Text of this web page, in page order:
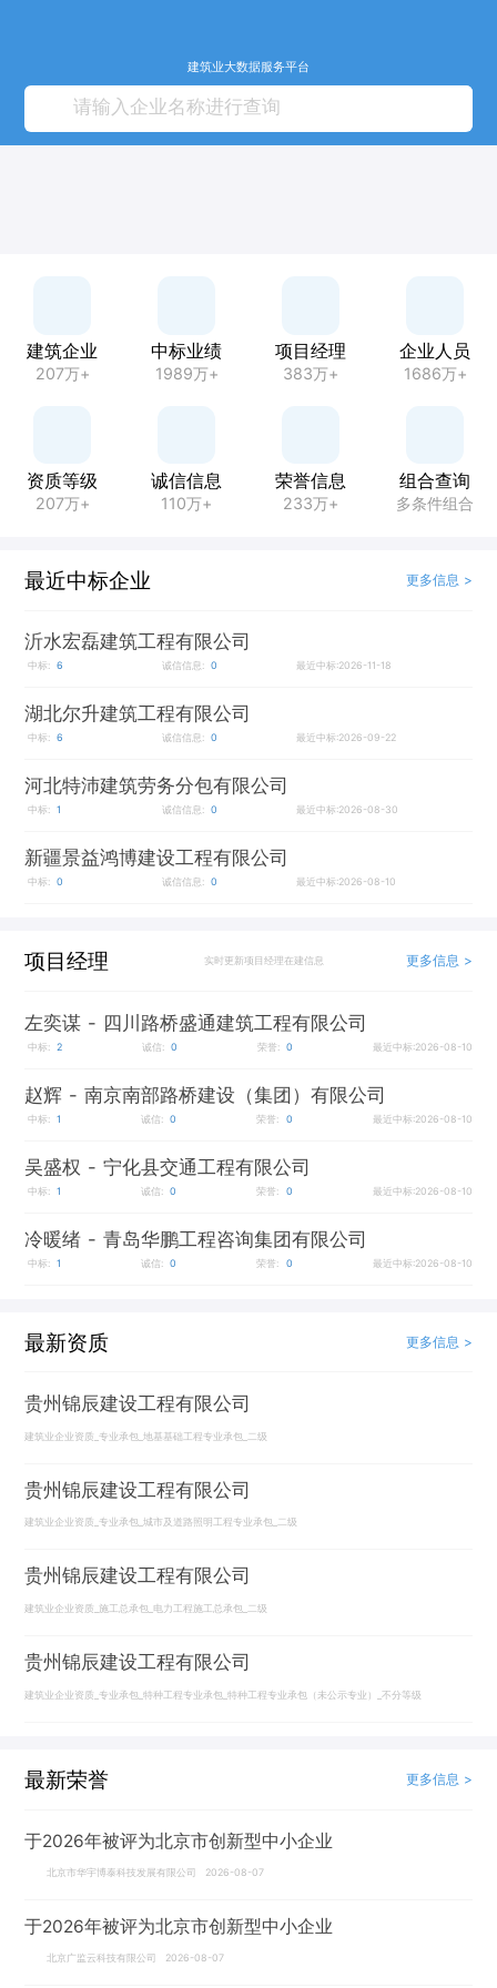
建筑业大数据服务平台
建筑企业
207万+
中标业绩
1989万+
项目经理
383万+
企业人员
1686万+
资质等级
207万+
诚信信息
110万+
荣誉信息
233万+
组合查询
多条件组合
最近中标企业 更多信息 >
沂水宏磊建筑工程有限公司
中标: 6 诚信信息: 0 最近中标:2026-11-18
湖北尔升建筑工程有限公司
中标: 6 诚信信息: 0 最近中标:2026-09-22
河北特沛建筑劳务分包有限公司
中标: 1 诚信信息: 0 最近中标:2026-08-30
新疆景益鸿博建设工程有限公司
中标: 0 诚信信息: 0 最近中标:2026-08-10
项目经理 实时更新项目经理在建信息 更多信息 >
左奕谋 - 四川路桥盛通建筑工程有限公司
中标: 2 诚信: 0 荣誉: 0 最近中标:2026-08-10
赵辉 - 南京南部路桥建设（集团）有限公司
中标: 1 诚信: 0 荣誉: 0 最近中标:2026-08-10
吴盛权 - 宁化县交通工程有限公司
中标: 1 诚信: 0 荣誉: 0 最近中标:2026-08-10
冷暖绪 - 青岛华鹏工程咨询集团有限公司
中标: 1 诚信: 0 荣誉: 0 最近中标:2026-08-10
最新资质 更多信息 >
贵州锦辰建设工程有限公司
建筑业企业资质_专业承包_地基基础工程专业承包_二级
贵州锦辰建设工程有限公司
建筑业企业资质_专业承包_城市及道路照明工程专业承包_二级
贵州锦辰建设工程有限公司
建筑业企业资质_施工总承包_电力工程施工总承包_二级
贵州锦辰建设工程有限公司
建筑业企业资质_专业承包_特种工程专业承包_特种工程专业承包（未公示专业）_不分等级
最新荣誉 更多信息 >
于2026年被评为北京市创新型中小企业
北京市华宇博泰科技发展有限公司 2026-08-07
于2026年被评为北京市创新型中小企业
北京广监云科技有限公司 2026-08-07